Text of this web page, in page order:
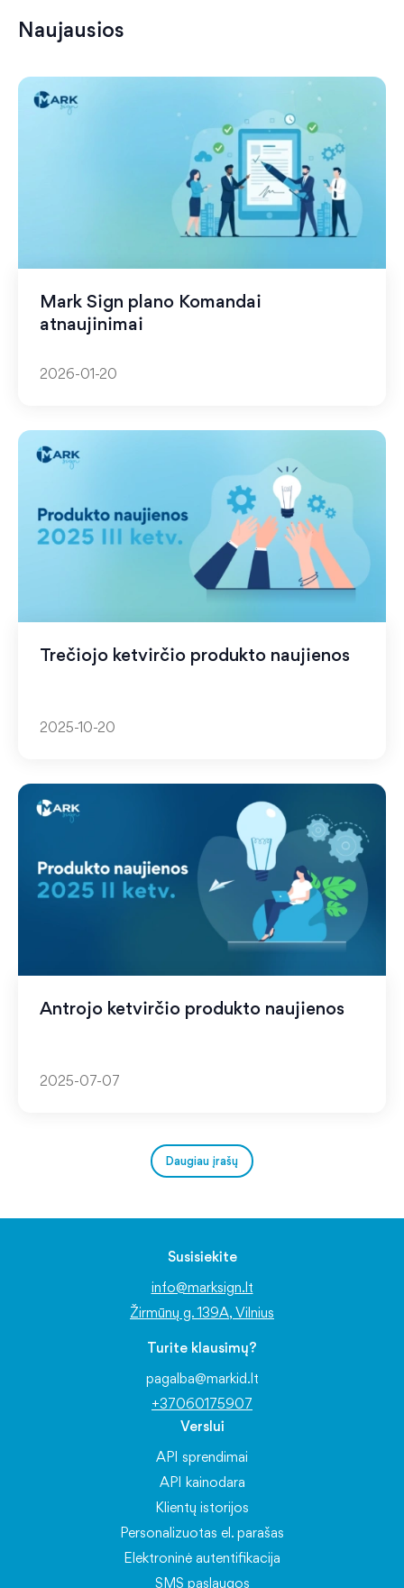
Naujausios
Mark Sign plano Komandai
atnaujinimai
2026-01-20
Trečiojo ketvirčio produkto naujienos
2025-10-20
Antrojo ketvirčio produkto naujienos
2025-07-07
Daugiau įrašų
Susisiekite
info@marksign.lt
Žirmūnų g. 139A, Vilnius
Turite klausimų?
pagalba@markid.lt
+37060175907
Verslui
API sprendimai
API kainodara
Klientų istorijos
Personalizuotas el. parašas
Elektroninė autentifikacija
SMS paslaugos